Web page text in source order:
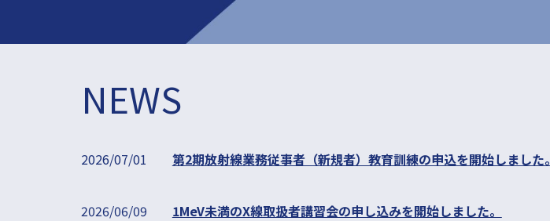
NEWS
2026/07/01 第2期放射線業務従事者（新規者）教育訓練の申込を開始しました。
2026/06/09 1MeV未満のX線取扱者講習会の申し込みを開始しました。